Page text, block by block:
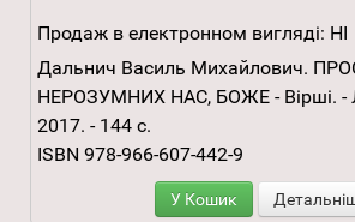
Продаж в електронном вигляді: НІ
Дальнич Василь Михайлович.
НЕРОЗУМНИХ НАС, БОЖЕ - Вірші. -
2017. - 144 с.
ISBN 978-966-607-442-9
У Кошик